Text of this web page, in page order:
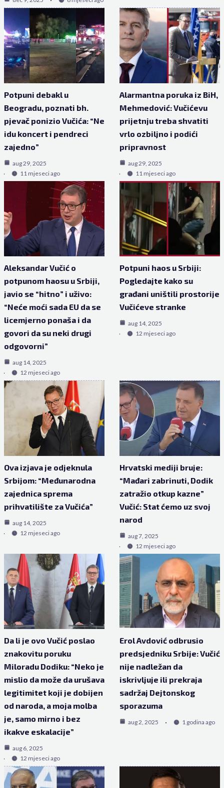
Potpuni debakl u
Beogradu, poznati bh.
pjevač ponizio Vučića: “Ne
idu koncert i pendreci
zajedno”
aug 29, 2025
11 mjeseci ago
Alarmantna poruka iz BiH,
Mehmedović: Vučićevu
prijetnju treba shvatiti
vrlo ozbiljno i podići
pripravnost
aug 29, 2025
11 mjeseci ago
Aleksandar Vučić o
potpunom haosu u Srbiji,
javio se “hitno” i uživo:
“Neće moći sada EU da se
licemjerno ponaša i da
govori da su neki drugi
odgovorni”
aug 14, 2025
12 mjeseci ago
Potpuni haos u Srbiji:
Pogledajte kako su
građani uništili prostorije
Vučićeve stranke
aug 14, 2025
12 mjeseci ago
Ova izjava je odjeknula
Srbijom: “Međunarodna
zajednica sprema
prihvatilište za Vučića”
aug 14, 2025
12 mjeseci ago
Hrvatski mediji bruje:
“Mađari zabrinuti, Dodik
zatražio otkup kazne”
Vučić: Stat ćemo uz svoj
narod
aug 7, 2025
12 mjeseci ago
Da li je ovo Vučić poslao
znakovitu poruku
Miloradu Dodiku: “Neko je
mislio da može da urušava
legitimitet koji je dobijen
od naroda, a moja molba
je, samo mirno i bez
ikakve eskalacije”
aug 6, 2025
12 mjeseci ago
Erol Avdović odbrusio
predsjedniku Srbije: Vučić
nije nadležan da
iskrivljuje ili prekraja
sadržaj Dejtonskog
sporazuma
aug 2, 2025 1 godina ago